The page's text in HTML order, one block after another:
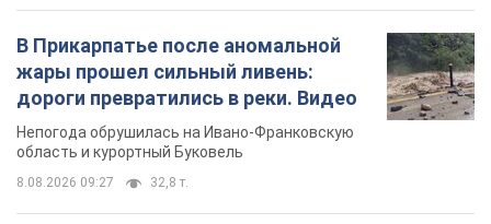
В Прикарпатье после аномальной
жары прошел сильный ливень:
дороги превратились в реки. Видео
Непогода обрушилась на Ивано-Франковскую
область и курортный Буковель
8.08.2026 09:27 32,8 т.